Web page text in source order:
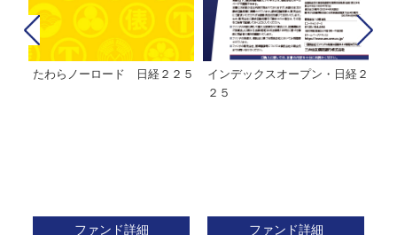
たわらノーロード 日経２２５
ファンド詳細
インデックスオープン・日経２
２５
ファンド詳細